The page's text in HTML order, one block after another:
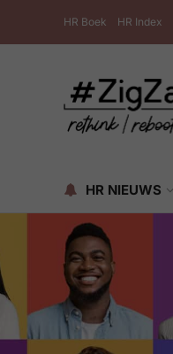
HR Boek HR Index
HR NIEUWS